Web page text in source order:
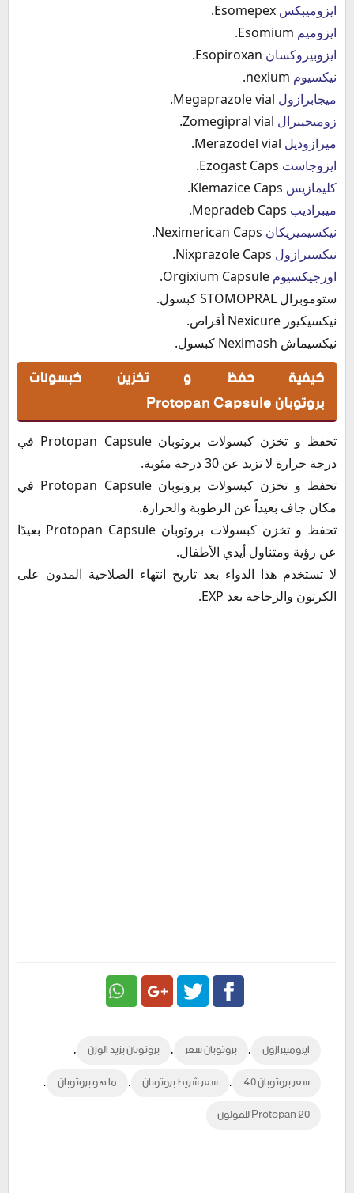
ايزوميبكس
ايزوميم
ايزوبيروكسان
نيكسيوم
ميجابرازول
زوميجيبرال
ميرازوديل
ايزوجاست
كليمازيس
ميبراديب
نيكسيميريكان
نيكسبرازول
اورجيكسيوم
ستوموبرال STOMOPRAL كبسول.
نيكسيكيور Nexicure أقراص.
نيكسيماش Neximash كبسول.
كيفية حفظ و تخزين كبسولات
بروتوبان Protopan Capsule
تحفظ و تخزن كبسولات بروتوبان Protopan Capsule في
درجة حرارة لا تزيد عن 30 درجة مئوية.
تحفظ و تخزن كبسولات بروتوبان Protopan Capsule في
مكان جاف بعيداً عن الرطوبة والحرارة.
تحفظ و تخزن كبسولات بروتوبان Protopan Capsule بعيدًا
عن رؤية ومتناول أيدي الأطفال.
لا تستخدم هذا الدواء بعد تاريخ انتهاء الصلاحية المدون على
الكرتون والزجاجة بعد EXP.
Plus ايزوميبرازول , بروتوبان سعر , بروتوبان يزيد الوزن ,
سعر بروتوبان 40 , سعر شريط بروتوبان , ما هو بروتوبان ,
Protopan 20 للقولون